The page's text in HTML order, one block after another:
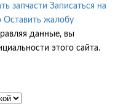
запчасти Записаться на
Оставить жалобу
данные, вы
этого сайта.